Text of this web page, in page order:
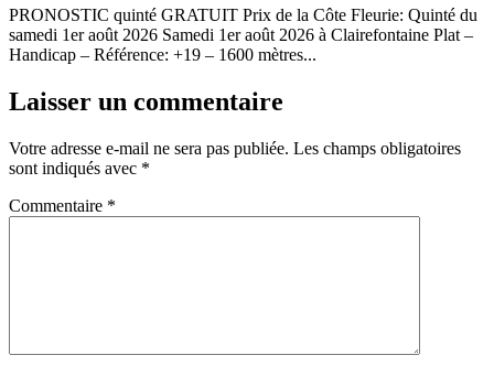
PRONOSTIC quinté GRATUIT Prix de la Côte Fleurie: Quinté du
samedi 1er août 2026 Samedi 1er août 2026 à Clairefontaine Plat –
Handicap – Référence: +19 – 1600 mètres...
Laisser un commentaire
Votre adresse e-mail ne sera pas publiée. Les champs obligatoires
sont indiqués avec *
Commentaire *